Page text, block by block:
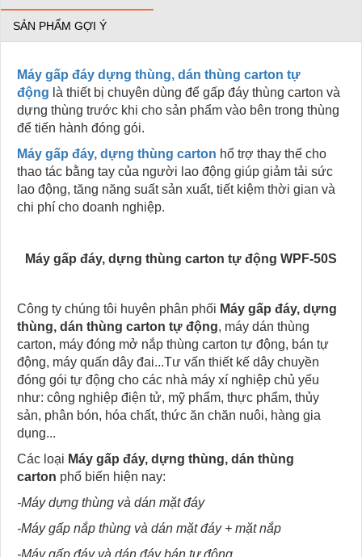
SẢN PHẨM GỢI Ý
Máy gấp đáy dựng thùng, dán thùng carton tự
động là thiết bị chuyên dùng để gấp đáy thùng carton và
dựng thùng trước khi cho sản phẩm vào bên trong thùng
để tiến hành đóng gói.
Máy gấp đáy, dựng thùng carton hổ trợ thay thế cho
thao tác bằng tay của người lao động giúp giảm tải sức
lao động, tăng năng suất sản xuất, tiết kiệm thời gian và
chi phí cho doanh nghiệp.
Máy gấp đáy, dựng thùng carton tự động WPF-50S
Công ty chúng tôi huyên phân phối Máy gấp đáy, dựng
thùng, dán thùng carton tự động, máy dán thùng
carton, máy đóng mở nắp thùng carton tự động, bán tự
động, máy quấn dây đai...Tư vấn thiết kế dây chuyền
đóng gói tự động cho các nhà máy xí nghiệp chủ yếu
như: công nghiệp điện tử, mỹ phẩm, thực phẩm, thủy
sản, phân bón, hóa chất, thức ăn chăn nuôi, hàng gia
dụng...
Các loại Máy gấp đáy, dựng thùng, dán thùng
carton phổ biến hiện nay:
-Máy dựng thùng và dán mặt đáy
-Máy gấp nắp thùng và dán mặt đáy + mặt nắp
-Máy gấp đáy và dán đáy bán tự động